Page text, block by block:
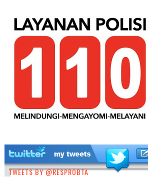
TWEETS BY @RESPROBTA